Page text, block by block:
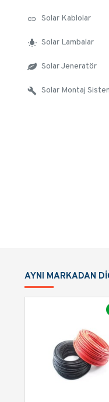
Solar Kablolar
Solar Lambalar
Solar Jeneratör
Solar Montaj
AYNI MARKADAN